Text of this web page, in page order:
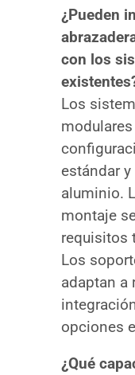
¿Pueden
con los
Los
estándar
aluminio.
montaje
requisitos
Los
adaptan a
opciones
¿Qué